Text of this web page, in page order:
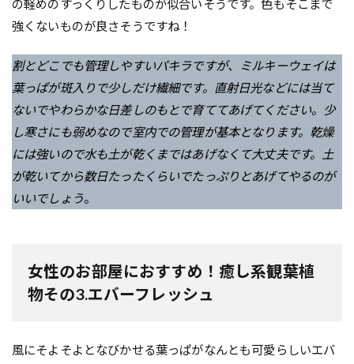
の軽めのすっくりしたものが似合いそうです。色もそこまで
強くないものが良さそうですね！
割とどこでも管理しやすいパキラですが、ミルキーウェイは
葉っぱが斑入りで少しだけ繊細です。直射日光などには当て
ないでやわらかな日差しのもとで育ててあげてください。少
し寒さにも弱めなので室内での管理が基本となります。乾燥
には強いので水も土が乾くまではあげなくて大丈夫です。土
が乾いてから数日たったくらいでたっぷりとあげてやるのが
いいでしょう。
女性のお部屋におすすめ！癒し系観葉植
物その3.エバーフレッシュ
風にそよそよとなびかせる葉っぱがなんとも可愛らしいエバ